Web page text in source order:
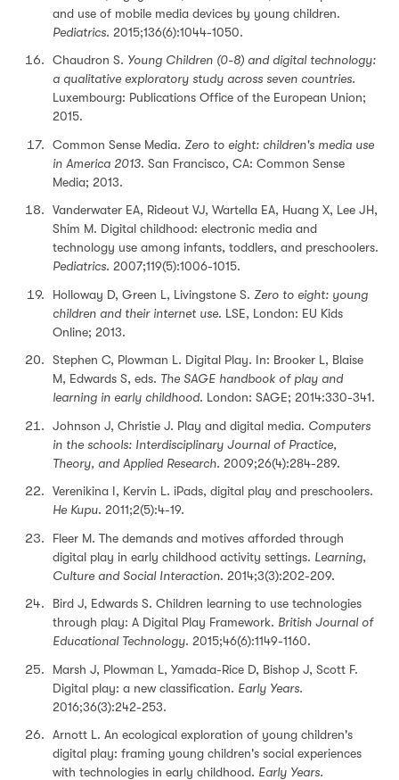
and use of mobile media devices by young children.
Pediatrics. 2015;136(6):1044-1050.
Chaudron S. Young Children (0-8) and digital technology:
a qualitative exploratory study across seven countries.
Luxembourg: Publications Office of the European Union;
2015.
Common Sense Media. Zero to eight: children's media use
in America 2013. San Francisco, CA: Common Sense
Media; 2013.
Vanderwater EA, Rideout VJ, Wartella EA, Huang X, Lee JH,
Shim M. Digital childhood: electronic media and
technology use among infants, toddlers, and preschoolers.
Pediatrics. 2007;119(5):1006-1015.
Holloway D, Green L, Livingstone S. Zero to eight: young
children and their internet use. LSE, London: EU Kids
Online; 2013.
Stephen C, Plowman L. Digital Play. In: Brooker L, Blaise
M, Edwards S, eds. The SAGE handbook of play and
learning in early childhood. London: SAGE; 2014:330-341.
Johnson J, Christie J. Play and digital media. Computers
in the schools: Interdisciplinary Journal of Practice,
Theory, and Applied Research. 2009;26(4):284-289.
Verenikina I, Kervin L. iPads, digital play and preschoolers.
He Kupu. 2011;2(5):4-19.
Fleer M. The demands and motives afforded through
digital play in early childhood activity settings. Learning,
Culture and Social Interaction. 2014;3(3):202-209.
Bird J, Edwards S. Children learning to use technologies
through play: A Digital Play Framework. British Journal of
Educational Technology. 2015;46(6):1149-1160.
Marsh J, Plowman L, Yamada-Rice D, Bishop J, Scott F.
Digital play: a new classification. Early Years.
2016;36(3):242-253.
Arnott L. An ecological exploration of young children's
digital play: framing young children's social experiences
with technologies in early childhood. Early Years.